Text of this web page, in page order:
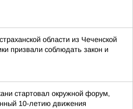
области из Чеченской
призвали соблюдать закон и
стартовал окружной форум,
10-летию движения